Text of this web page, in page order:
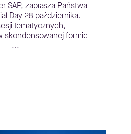
SAP, zaprasza Państwa
Day 28 października.
tematycznych,
skondensowanej formie
...